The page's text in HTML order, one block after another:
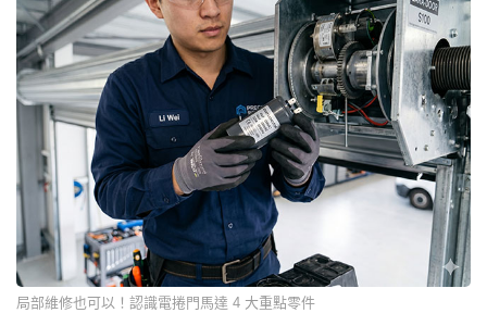
局部維修也可以！認識電捲門馬達 4 大重點零件